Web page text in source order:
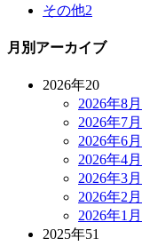
その他2
月別アーカイブ
2026年20
2026年8月
2026年7月
2026年6月
2026年4月
2026年3月
2026年2月
2026年1月
2025年51